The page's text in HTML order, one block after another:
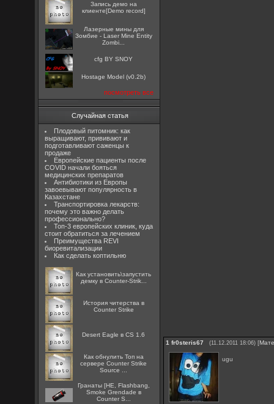
Запись демо на
клиенте[Demo record]
Лазерные мины для
Зомбие - Laser Mine Entity
Zombi...
cfg BY SNOY
Hostage Model (v0.2b)
посмотреть все
Случайная статья
Плодовый питомник: как
выращивают, прививают и
подготавливают саженцы к
продаже
Европейские пациенты после
COVID начали бояться
медицинских препаратов
Антибиотики из Европы
завоевывают популярность в
Казахстане
Транспортировка лекарств:
почему это важно делать
профессионально?
Топ-3 европейских клиник, куда
стоит обратиться за лечением
Преимущества REVI
биоревитализации
Как сделать коптильню
Как установить\запустить
демку в Counter-Strik...
История читерства в
Counter Strike
Desert Eagle в CS 1.6
Как обнулить Топ на
сервере Counter Strike
Source ...
Гранаты [HE, Flashbang,
Smoke Grendade в
Counter S...
1 fr0steris67 (11.12.2011 18:06) [
ugu